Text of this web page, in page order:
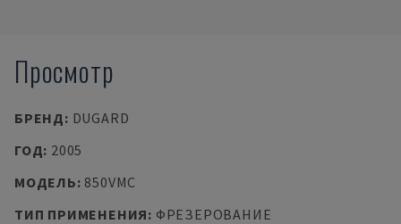
Просмотр
БРЕНД: DUGARD
ГОД: 2005
МОДЕЛЬ: 850VMC
ТИП ПРИМЕНЕНИЯ: ФРЕЗЕРОВАНИЕ